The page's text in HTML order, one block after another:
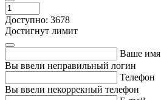
Доступно: 3678
Достигнут лимит
Ваше имя
Вы ввели неправильный логин
Телефон
Вы ввели некоррекный телефон